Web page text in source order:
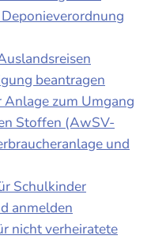
beantragen
zum Umgang
Stoffen (AwSV-
und
Schulkinder
anmelden
nicht verheiratete